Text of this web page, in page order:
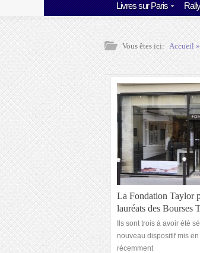
Livres sur Paris
Vous êtes ici: Accueil»
La Fondation Taylor
lauréats des Bourses
Ils sont trois à avoir été
nouveau dispositif mis
récemment